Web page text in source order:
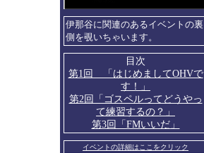
伊那谷に関連のあるイベントの裏
側を覗いちゃいます。
目次
第1回 「はじめましてOHVで
す！」
第2回「ゴスペルってどうやっ
て練習するの？」
第3回「FMいいだ」
イベントの詳細はここをクリック